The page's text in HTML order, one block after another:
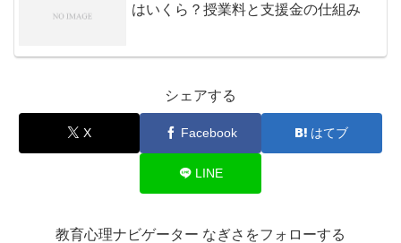
はいくら？授業料と支援金の仕組み
シェアする
X Facebook はてブ
LINE
教育心理ナビゲーター なぎさをフォローする